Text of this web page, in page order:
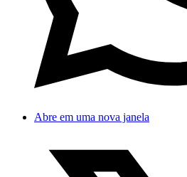
Abre em uma nova janela